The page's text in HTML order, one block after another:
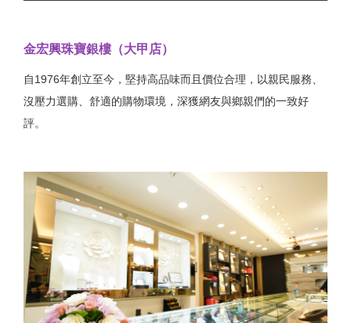
金宏興珠寶銀樓（大甲店）
自1976年創立至今，堅持高品味而且價位合理，以親民服務、
沒壓力選購、舒適的購物環境，深獲網友與鄉親們的一致好
評。